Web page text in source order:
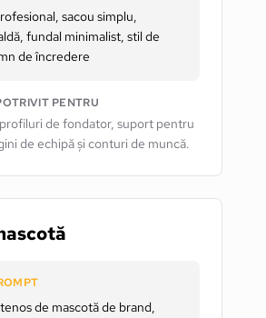
sacou simplu,
fundal minimalist, stil de
de încredere
PENTRU
de fondator, suport pentru
de echipă și conturi de muncă.
de mascotă de brand,